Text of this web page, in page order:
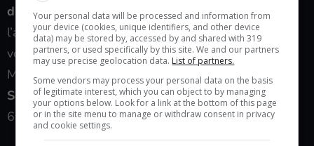
di Dark Soulsche ha fatto anche nascere
l’appellativo di “soulslike“; se volete vedere con i
vostri occhi il primo grande successo di Hidetaka
Miyazaki allora vi consigliamo di acquistareDark
Souls Remasteredin offerta su Instant Gaming al
63% di sconto.
Your personal data will be processed and information from
your device (cookies, unique identifiers, and other device
data) may be stored by, accessed by and shared with 319
partners, or used specifically by this site. We and our partners
may use precise geolocation data. List of partners.
Some vendors may process your personal data on the basis
of legitimate interest, which you can object to by managing
your options below. Look for a link at the bottom of this page
or in the site menu to manage or withdraw consent in privacy
and cookie settings.